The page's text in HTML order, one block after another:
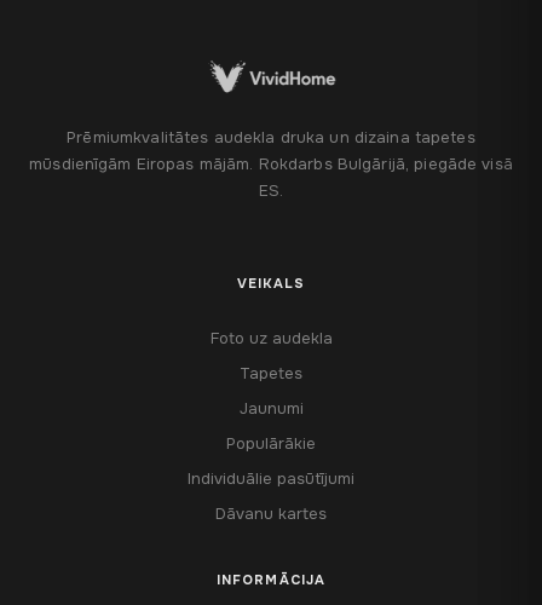
Prēmiumkvalitātes audekla druka un dizaina tapetes
mūsdienīgām Eiropas mājām. Rokdarbs Bulgārijā, piegāde visā
ES.
VEIKALS
Foto uz audekla
Tapetes
Jaunumi
Populārākie
Individuālie pasūtījumi
Dāvanu kartes
INFORMĀCIJA